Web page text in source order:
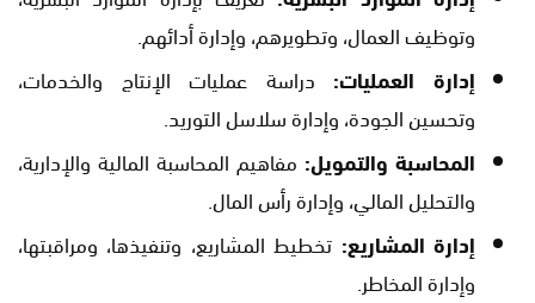
وتوظيف العمال، وتطويرهم، وإدارة أدائهم.
إدارة العمليات: دراسة عمليات الإنتاج والخدمات،
وتحسين الجودة، وإدارة سلاسل التوريد.
المحاسبة والتمويل: مفاهيم المحاسبة المالية والإدارية،
والتحليل المالي، وإدارة رأس المال.
إدارة المشاريع: تخطيط المشاريع، وتنفيذها، ومراقبتها،
وإدارة المخاطر.